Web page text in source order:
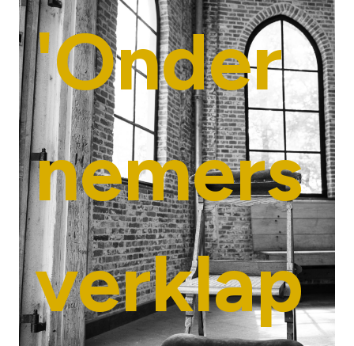
'Onder
nemers
verklap